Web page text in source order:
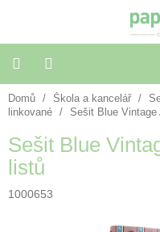
Balení
dárků
Dekorace
a
doplňky
Domů / Škola a kancelář /
linkované
/ Sešit Blue
Sešit Blue
listů
1000653